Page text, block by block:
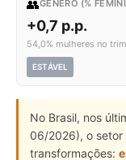
👥GÊNERO (%
+0,7 p.p.
54,0% mulheres no
ESTÁVEL
No Brasil, nos
06/2026), o setor
transformações: